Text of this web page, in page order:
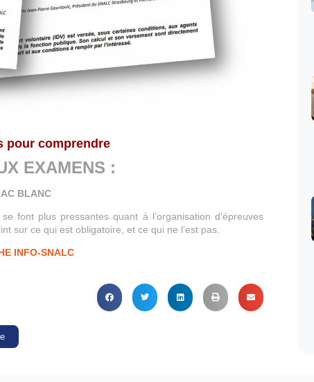
pour comprendre
EXAMENS :
BLANC
font plus pressantes quant à l’organisation d’épreuves
sur ce qui est obligatoire, et ce qui ne l’est pas.
INFO-SNALC